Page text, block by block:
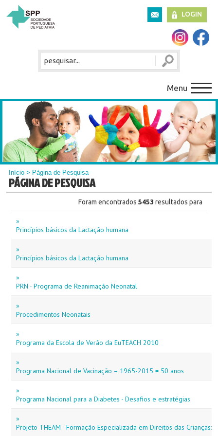
LOGIN
Menu
Início > Página de Pesquisa
PÁGINA DE PESQUISA
Foram encontrados 5453resultados para
»
Princípios básicos da Lactação humana
»
Princípios básicos da Lactação humana
»
PRN - Programa de Reanimação Neonatal
»
Procedimentos Neonatais
»
Programa da Escola de Verão da EuTEACH 2010
»
Programa Nacional de Vacinação – 1965-2015 = 50 anos
»
Programa Nacional para a Diabetes - Desafios e estratégias
»
Projeto THEAM - Formação Especializada em Direitos das Crianças: